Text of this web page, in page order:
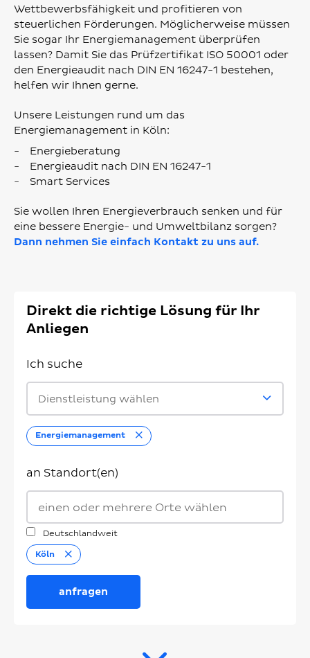
Wettbewerbsfähigkeit und profitieren von
steuerlichen Förderungen. Möglicherweise müssen
Sie sogar Ihr Energiemanagement überprüfen
lassen? Damit Sie das Prüfzertifikat ISO 50001 oder
den Energieaudit nach DIN EN 16247-1 bestehen,
helfen wir Ihnen gerne.
Unsere Leistungen rund um das
Energiemanagement in Köln:
Energieberatung
Energieaudit nach DIN EN 16247-1
Smart Services
Sie wollen Ihren Energieverbrauch senken und für
eine bessere Energie- und Umweltbilanz sorgen?
Dann nehmen Sie einfach Kontakt zu uns auf.
Direkt die richtige Lösung für Ihr
Anliegen
Ich suche
Dienstleistung wählen
Energiemanagement Entfernen
an Standort(en)
Deutschlandweit
Köln
Entfernen
anfragen